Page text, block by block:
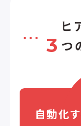
ヒ
3 つ
自動化